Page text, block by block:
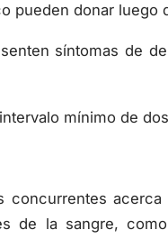
pueden donar luego
síntomas de
mínimo de
concurrentes
de la sangre,